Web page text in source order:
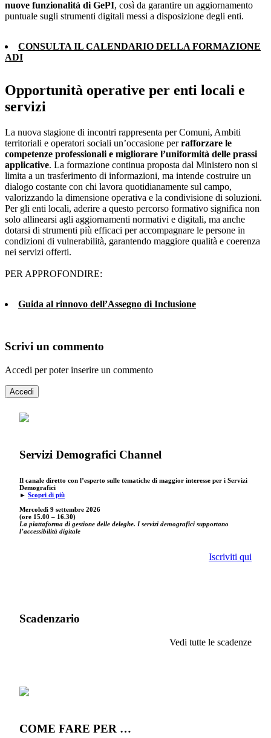
nuove funzionalità di GePI, così da garantire un aggiornamento
puntuale sugli strumenti digitali messi a disposizione degli enti.
CONSULTA IL CALENDARIO DELLA FORMAZIONE
ADI
Opportunità operative per enti locali e
servizi
La nuova stagione di incontri rappresenta per Comuni, Ambiti
territoriali e operatori sociali un’occasione perrafforzare le
competenze professionali e migliorare l’uniformità delle prassi
applicative. La formazione continua proposta dal Ministero non si
limita a un trasferimento di informazioni, ma intende costruire un
dialogo costante con chi lavora quotidianamente sul campo,
valorizzando la dimensione operativa e la condivisione di soluzioni.
Per gli enti locali, aderire a questo percorso formativo significa non
solo allinearsi agli aggiornamenti normativi e digitali, ma anche
dotarsi di strumenti più efficaci per accompagnare le persone in
condizioni di vulnerabilità, garantendo maggiore qualità e coerenza
nei servizi offerti.
PER APPROFONDIRE:
Guida al rinnovo dell’Assegno di Inclusione
Scrivi un commento
Accedi per poter inserire un commento
Accedi
Servizi Demografici Channel
Il canale diretto con l’esperto sulle tematiche di maggior interesse per i Servizi
Demografici
► Scopri di più
Mercoledì 9 settembre 2026
(ore 15.00 – 16.30)
La piattaforma di gestione delle deleghe. I servizi demografici supportano
l’accessibilità digitale
Iscriviti qui
Scadenzario
Vedi tutte le scadenze
COME FARE PER …